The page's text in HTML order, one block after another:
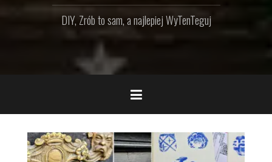
DIY, Zrób to sam, a najlepiej WyTenTeguj